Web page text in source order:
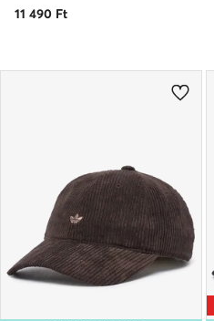
11 490 Ft